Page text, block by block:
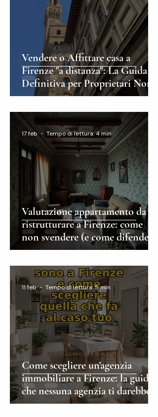
Vendere o Affittare casa a
Firenze "a distanza": La Guida
Definitiva per Proprietari Non
Residenti
Valutazione appartamento da
ristrutturare a Firenze: come
non svendere (e come difendere
il prezzo in trattativa)
17 feb Tempo di lettura: 4 min
Come scegliere un'agenzia
immobiliare a Firenze: la guida
che nessuna agenzia ti darebbe
mai
11 feb Tempo di lettura: 5 min